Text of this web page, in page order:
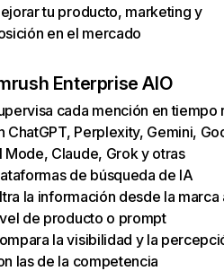
tu producto, marketing y
en el mercado
Enterprise AIO
cada mención en tiempo
ChatGPT, Perplexity, Gemini,
Mode, Claude, Grok y otras
de búsqueda de IA
la información desde la marca
de producto o prompt
la visibilidad y la
las de la competencia